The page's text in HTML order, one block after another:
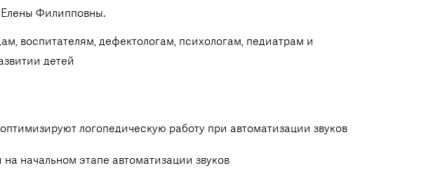
Филипповны.
воспитателям, дефектологам, психологам, педиатрам и
детей
логопедическую работу при автоматизации звуков
начальном этапе автоматизации звуков